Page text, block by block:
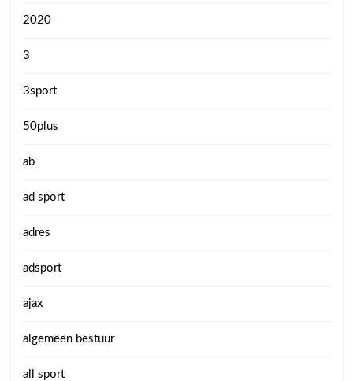
2020
3
3sport
50plus
ab
ad sport
adres
adsport
ajax
algemeen bestuur
all sport